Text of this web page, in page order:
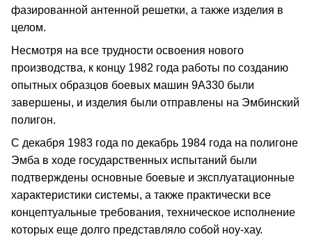
фазированной антенной решетки, а также изделия в
целом.
Несмотря на все трудности освоения нового
производства, к концу 1982 года работы по созданию
опытных образцов боевых машин 9А330 были
завершены, и изделия были отправлены на Эмбинский
полигон.
С декабря 1983 года по декабрь 1984 года на полигоне
Эмба в ходе государственных испытаний были
подтверждены основные боевые и эксплуатационные
характеристики системы, а также практически все
концептуальные требования, техническое исполнение
которых еще долго представляло собой ноу-хау.